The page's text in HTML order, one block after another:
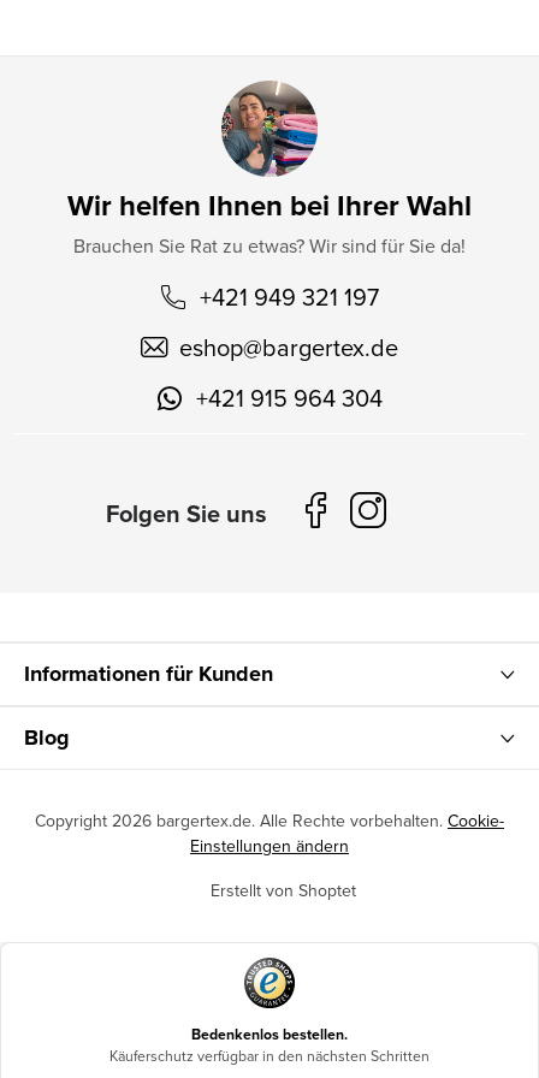
Wir helfen Ihnen bei Ihrer Wahl
Brauchen Sie Rat zu etwas? Wir sind für Sie da!
+421 949 321 197
eshop@bargertex.de
+421 915 964 304
Informationen für Kunden
Blog
Erstellt von Shoptet
Copyright 2026 bargertex.de. Alle Rechte vorbehalten. Cookie-
Einstellungen ändern